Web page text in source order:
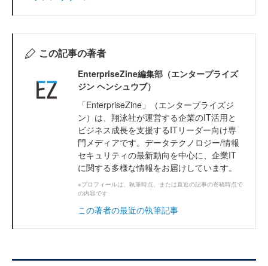
この記事の著者
EnterpriseZine編集部（エンタープライズ
ジン ヘンシュウブ）
「EnterpriseZine」（エンタープライズジ
ン）は、翔泳社が運営する企業のIT活用と
ビジネス成長を支援するITリーダー向け専
門メディアです。データテクノロジー/情報
セキュリティの最新動向を中心に、企業IT
に関する多様な情報をお届けしています。
※プロフィールは、執筆時点、または直近の記事の寄稿時点で
の内容です
この著者の最近の執筆記事